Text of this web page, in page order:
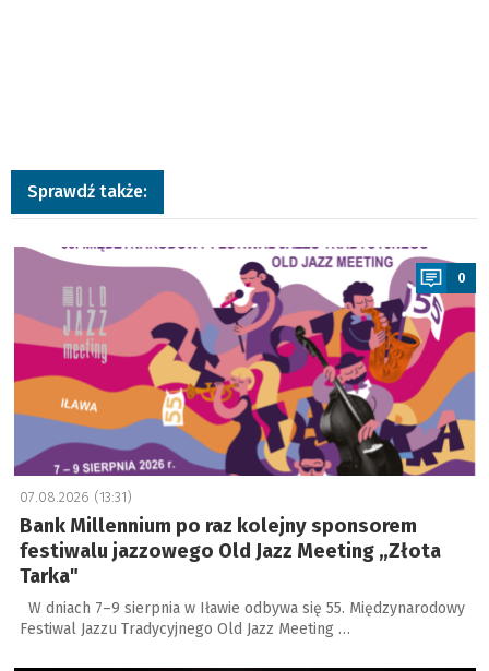
Sprawdź także:
a
0
07.08.2026 (13:31)
Bank Millennium po raz kolejny sponsorem
festiwalu jazzowego Old Jazz Meeting „Złota
Tarka"
W dniach 7–9 sierpnia w Iławie odbywa się 55. Międzynarodowy
Festiwal Jazzu Tradycyjnego Old Jazz Meeting …